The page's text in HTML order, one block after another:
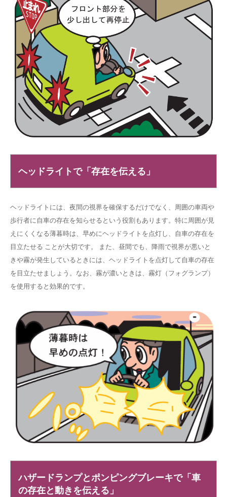
ヘッドライトで「存在を伝える」
ヘッドライトには、夜間の視界を確保するだけでなく、周囲の車両や
歩行者に自車の存在を知らせるという役割もあります。特に周囲が見
えにくくなる薄暮時は、早めにヘッドライトを点灯し、自車の存在を
目立たせる ことが大切です。 また、昼間でも、降雨で視界が悪いと
きや霧が発生しているときには、ヘッドライトを点灯して自車の存在
を目立たせましょう。なお、霧が濃いときは、霧灯（フォグランプ）
を使用すると効果的です。
ハザードランプとポンピングブレーキで「車
の存在と動きを伝える」